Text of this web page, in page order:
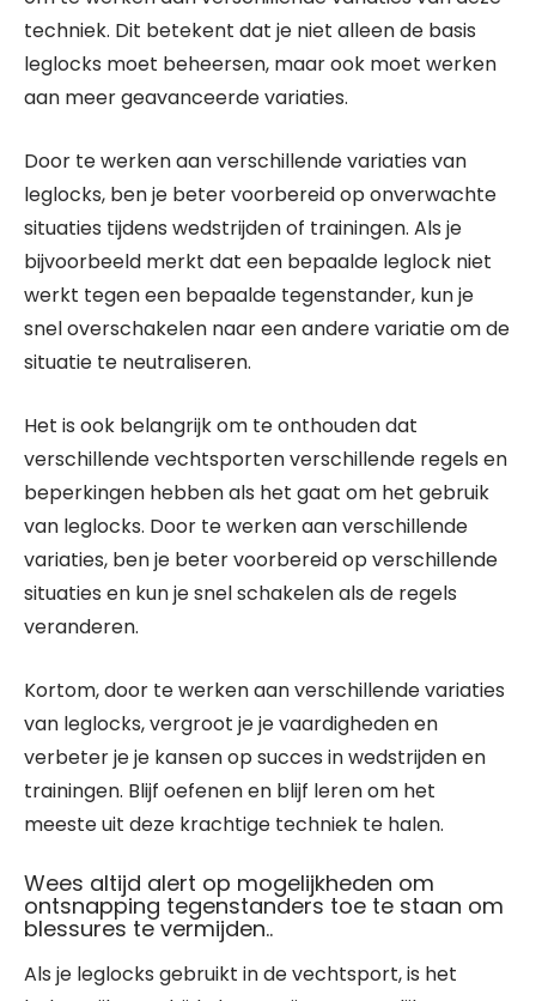
techniek. Dit betekent dat je niet alleen de basis
leglocks moet beheersen, maar ook moet werken
aan meer geavanceerde variaties.
Door te werken aan verschillende variaties van
leglocks, ben je beter voorbereid op onverwachte
situaties tijdens wedstrijden of trainingen. Als je
bijvoorbeeld merkt dat een bepaalde leglock niet
werkt tegen een bepaalde tegenstander, kun je
snel overschakelen naar een andere variatie om de
situatie te neutraliseren.
Het is ook belangrijk om te onthouden dat
verschillende vechtsporten verschillende regels en
beperkingen hebben als het gaat om het gebruik
van leglocks. Door te werken aan verschillende
variaties, ben je beter voorbereid op verschillende
situaties en kun je snel schakelen als de regels
veranderen.
Kortom, door te werken aan verschillende variaties
van leglocks, vergroot je je vaardigheden en
verbeter je je kansen op succes in wedstrijden en
trainingen. Blijf oefenen en blijf leren om het
meeste uit deze krachtige techniek te halen.
Wees altijd alert op mogelijkheden om
ontsnapping tegenstanders toe te staan ​​om
blessures te vermijden..
Als je leglocks gebruikt in de vechtsport, is het